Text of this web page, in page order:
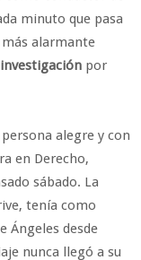
minuto que pasa
más alarmante
por
alegre y con
en Derecho,
sábado. La
tenía como
Ángeles desde
nunca llegó a su